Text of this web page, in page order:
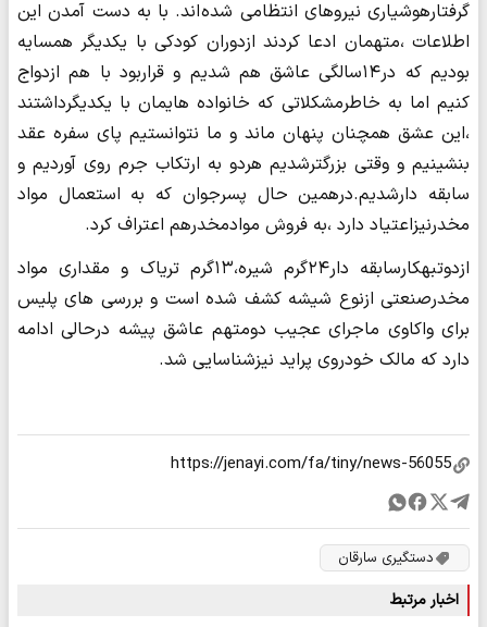
گرفتارهوشیاری نیروهای انتظامی شده اند. با به دست آمدن این
اطلاعات ،متهمان ادعا کردند ازدوران کودکی با یکدیگر همسایه
بودیم که در۱۴سالگی عاشق هم شدیم و قراربود با هم ازدواج
کنیم اما به خاطرمشکلاتی که خانواده هایمان با یکدیگرداشتند
،این عشق همچنان پنهان ماند و ما نتوانستیم پای سفره عقد
بنشینیم و وقتی بزرگترشدیم هردو به ارتکاب جرم روی آوردیم و
سابقه دارشدیم.درهمین حال پسرجوان که به استعمال مواد
مخدرنیزاعتیاد دارد ،به فروش موادمخدرهم اعتراف کرد.
ازدوتبهکارسابقه دار۲۴گرم شیره،۱۳گرم تریاک و مقداری مواد
مخدرصنعتی ازنوع شیشه کشف شده است و بررسی های پلیس
برای واکاوی ماجرای عجیب دومتهم عاشق پیشه درحالی ادامه
دارد که مالک خودروی پراید نیزشناسایی شد.
دستگیری سارقان
اخبار مرتبط